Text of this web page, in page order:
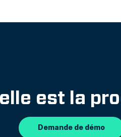
est la
Demande de démo